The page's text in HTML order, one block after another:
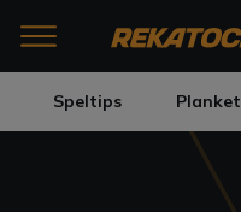
Speltips Planket